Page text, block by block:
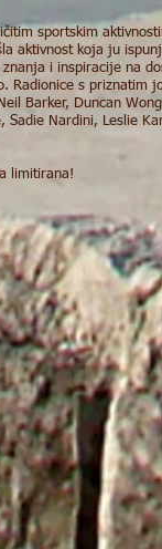
sportskim
aktivnost koja ju
i inspiracije na
Radionice s priznatim
Barker, Duncan
Sadie Nardini, Leslie
limitirana!